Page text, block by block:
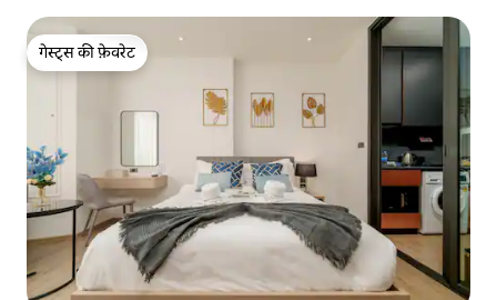
गेस्ट्स की फ़ेवरेट
गेस्ट्स की फ़ेवरेट